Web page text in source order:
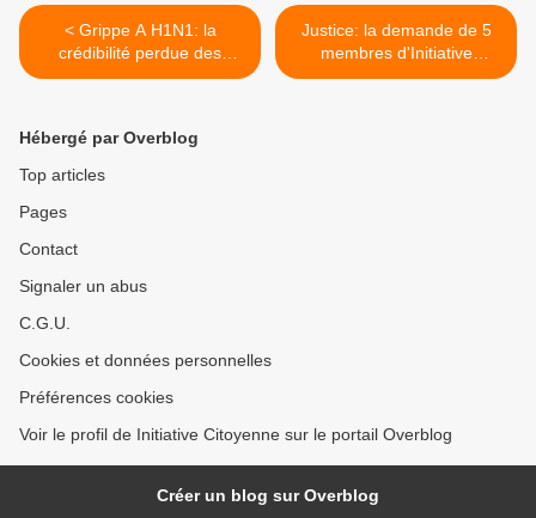
< Grippe A H1N1: la
crédibilité perdue des
scientifiques
Justice: la demande de 5
membres d'Initiative
Citoyenne jugée irrecevable
Hébergé par Overblog
Top articles
Pages
Contact
Signaler un abus
C.G.U.
Cookies et données personnelles
Préférences cookies
Voir le profil de Initiative Citoyenne sur le portail Overblog
Créer un blog sur Overblog